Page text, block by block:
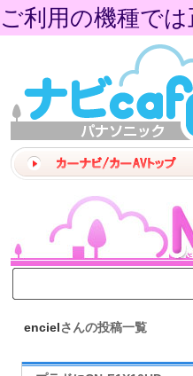
ご利用の機種で
enciel さんの投稿一覧